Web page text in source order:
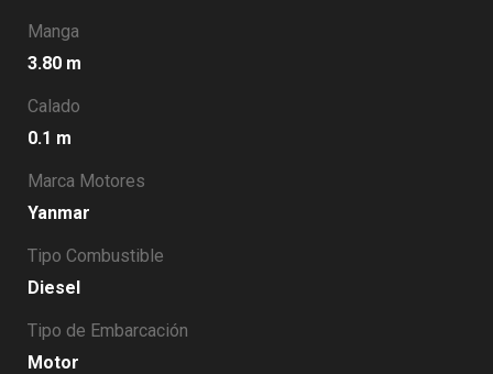
Manga
3.80 m
Calado
0.1 m
Marca Motores
Yanmar
Tipo Combustible
Diesel
Tipo de Embarcación
Motor